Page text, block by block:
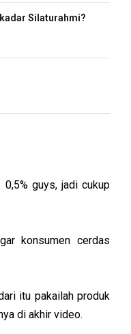
Silaturahmi?
guys, jadi cukup
konsumen cerdas
itu pakailah produk
di akhir video.